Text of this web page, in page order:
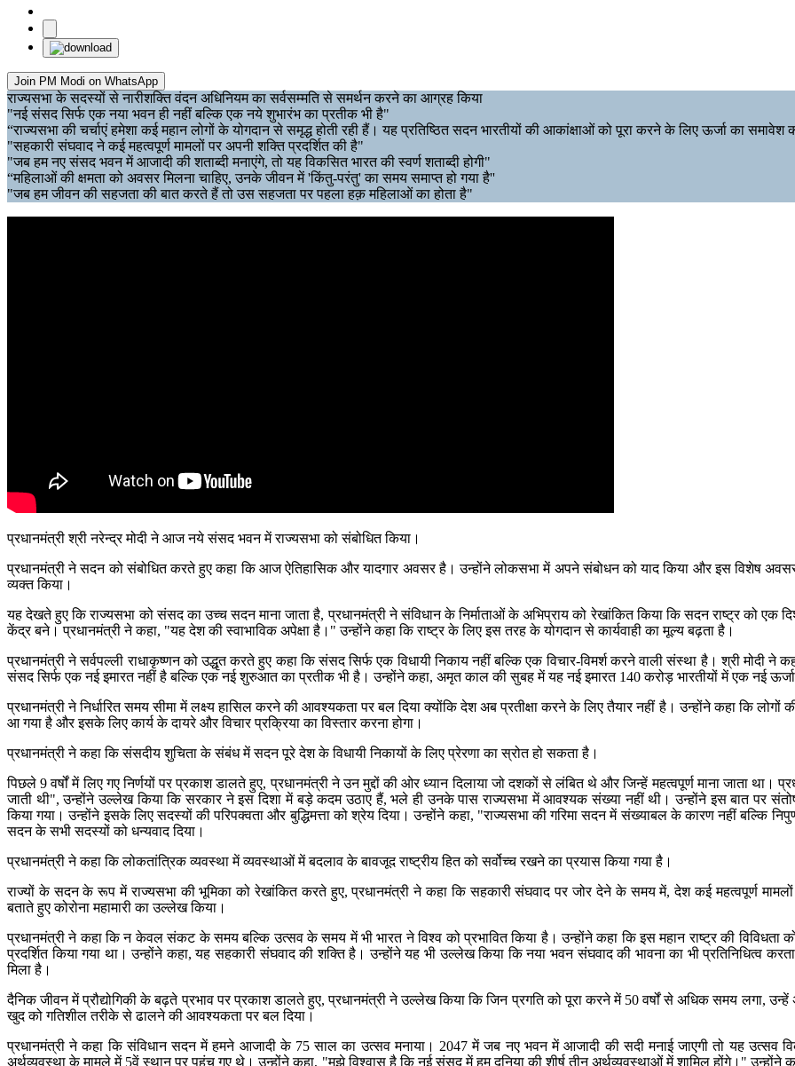
Join PM Modi on WhatsApp
राज्यसभा के सदस्यों से नारीशक्ति वंदन अधिनियम का सर्वसम्मति से समर्थन करने का आग्रह किया
"नई संसद सिर्फ एक नया भवन ही नहीं बल्कि एक नये शुभारंभ का प्रतीक भी है"
“राज्यसभा की चर्चाएं हमेशा कई महान लोगों के योगदान से समृद्ध होती रही हैं। यह प्रतिष्ठित सदन भारतीयों की आकांक्षाओं को पूरा करने के लिए ऊर्जा का समावेश
"सहकारी संघवाद ने कई महत्वपूर्ण मामलों पर अपनी शक्ति प्रदर्शित की है"
"जब हम नए संसद भवन में आजादी की शताब्दी मनाएंगे, तो यह विकसित भारत की स्वर्ण शताब्दी होगी"
“महिलाओं की क्षमता को अवसर मिलना चाहिए, उनके जीवन में 'किंतु-परंतु' का समय समाप्त हो गया है''
"जब हम जीवन की सहजता की बात करते हैं तो उस सहजता पर पहला हक़ महिलाओं का होता है"
प्रधानमंत्री श्री नरेन्द्र मोदी ने आज नये संसद भवन में राज्यसभा को संबोधित किया।
प्रधानमंत्री ने सदन को संबोधित करते हुए कहा कि आज ऐतिहासिक और यादगार अवसर है। उन्होंने लोकसभा में अपने संबोधन को याद किया और इस विशेष
व्यक्त किया।
यह देखते हुए कि राज्यसभा को संसद का उच्च सदन माना जाता है, प्रधानमंत्री ने संविधान के निर्माताओं के अभिप्राय को रेखांकित किया कि सदन राष्ट्र को एक
केंद्र बने। प्रधानमंत्री ने कहा, "यह देश की स्वाभाविक अपेक्षा है।" उन्होंने कहा कि राष्ट्र के लिए इस तरह के योगदान से कार्यवाही का मूल्य बढ़ता है।
प्रधानमंत्री ने सर्वपल्ली राधाकृष्णन को उद्धृत करते हुए कहा कि संसद सिर्फ एक विधायी निकाय नहीं बल्कि एक विचार-विमर्श करने वाली संस्था है। श्री मोदी ने
संसद सिर्फ एक नई इमारत नहीं है बल्कि एक नई शुरुआत का प्रतीक भी है। उन्होंने कहा, अमृत काल की सुबह में यह नई इमारत 140 करोड़ भारतीयों में एक नई
प्रधानमंत्री ने निर्धारित समय सीमा में लक्ष्य हासिल करने की आवश्यकता पर बल दिया क्योंकि देश अब प्रतीक्षा करने के लिए तैयार नहीं है। उन्होंने कहा कि
आ गया है और इसके लिए कार्य के दायरे और विचार प्रक्रिया का विस्तार करना होगा।
प्रधानमंत्री ने कहा कि संसदीय शुचिता के संबंध में सदन पूरे देश के विधायी निकायों के लिए प्रेरणा का स्रोत हो सकता है।
पिछले 9 वर्षों में लिए गए निर्णयों पर प्रकाश डालते हुए, प्रधानमंत्री ने उन मुद्दों की ओर ध्यान दिलाया जो दशकों से लंबित थे और जिन्हें महत्वपूर्ण माना जाता था।
जाती थी", उन्होंने उल्लेख किया कि सरकार ने इस दिशा में बड़े कदम उठाए हैं, भले ही उनके पास राज्यसभा में आवश्यक संख्या नहीं थी। उन्होंने इस बात पर
किया गया। उन्होंने इसके लिए सदस्यों की परिपक्वता और बुद्धिमत्ता को श्रेय दिया। उन्होंने कहा, "राज्यसभा की गरिमा सदन में संख्याबल के कारण नहीं
सदन के सभी सदस्यों को धन्यवाद दिया।
प्रधानमंत्री ने कहा कि लोकतांत्रिक व्यवस्था में व्यवस्थाओं में बदलाव के बावजूद राष्ट्रीय हित को सर्वोच्च रखने का प्रयास किया गया है।
राज्यों के सदन के रूप में राज्यसभा की भूमिका को रेखांकित करते हुए, प्रधानमंत्री ने कहा कि सहकारी संघवाद पर जोर देने के समय में, देश कई महत्वपूर्ण
बताते हुए कोरोना महामारी का उल्लेख किया।
प्रधानमंत्री ने कहा कि न केवल संकट के समय बल्कि उत्सव के समय में भी भारत ने विश्व को प्रभावित किया है। उन्होंने कहा कि इस महान राष्ट्र की विविधता
प्रदर्शित किया गया था। उन्होंने कहा, यह सहकारी संघवाद की शक्ति है। उन्होंने यह भी उल्लेख किया कि नया भवन संघवाद की भावना का भी प्रतिनिधित्व
मिला है।
दैनिक जीवन में प्रौद्योगिकी के बढ़ते प्रभाव पर प्रकाश डालते हुए, प्रधानमंत्री ने उल्लेख किया कि जिन प्रगति को पूरा करने में 50 वर्षों से अधिक समय लगा,
खुद को गतिशील तरीके से ढालने की आवश्यकता पर बल दिया।
प्रधानमंत्री ने कहा कि संविधान सदन में हमने आजादी के 75 साल का उत्सव मनाया। 2047 में जब नए भवन में आजादी की सदी मनाई जाएगी तो यह उत्सव
अर्थव्यवस्था के मामले में 5वें स्थान पर पहुंच गए थे। उन्होंने कहा, "मुझे विश्वास है कि नई संसद में हम दुनिया की शीर्ष तीन अर्थव्यवस्थाओं में शामिल होंगे।"